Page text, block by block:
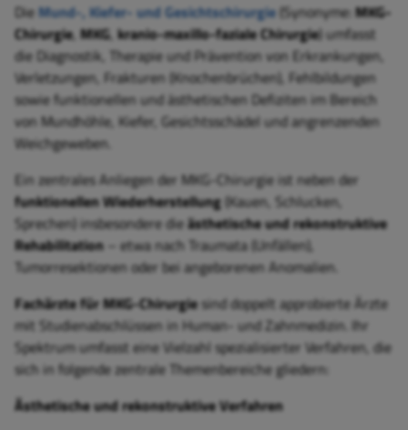
DieMund-, Kiefer- und Gesichtschirurgie(Synonyme:MKG-
Chirurgie,MKG,kranio-maxillo-faziale Chirurgie) umfasst
die Diagnostik, Therapie und Prävention von Erkrankungen,
Verletzungen, Frakturen (Knochenbrüchen), Fehlbildungen
sowie funktionellen und ästhetischen Defiziten im Bereich
von Mundhöhle, Kiefer, Gesichtsschädel und angrenzenden
Weichgeweben.
Ein zentrales Anliegen der MKG-Chirurgie ist neben der
funktionellen Wiederherstellung(Kauen, Schlucken,
Sprechen) insbesondere dieästhetische und rekonstruktive
Rehabilitation– etwa nach Traumata (Unfällen),
Tumorresektionen oder bei angeborenen Anomalien.
Fachärzte für MKG-Chirurgiesind doppelt approbierte Ärzte
mit Studienabschlüssen in Human- und Zahnmedizin. Ihr
Spektrum umfasst eine Vielzahl spezialisierter Verfahren, die
sich in folgende zentrale Themenbereiche gliedern:
Ästhetische und rekonstruktive Verfahren